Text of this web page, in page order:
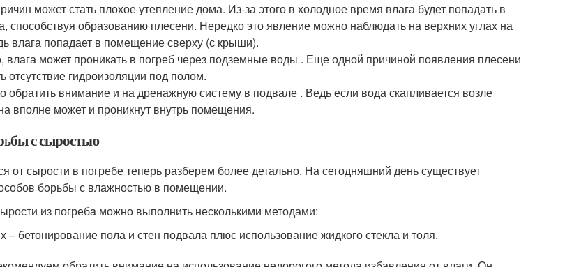
может стать плохое утепление дома. Из-за этого в холодное время влага будет попадать в
способствуя образованию плесени. Нередко это явление можно наблюдать на верхних углах на
влага попадает в помещение сверху (с крыши).
влага может проникать в погреб через подземные воды . Еще одной причиной появления плесени
отсутствие гидроизоляции под полом.
обратить внимание и на дренажную систему в подвале . Ведь если вода скапливается возле
вполне может и проникнут внутрь помещения.
с сыростью
от сырости в погребе теперь разберем более детально. На сегодняшний день существует
борьбы с влажностью в помещении.
из погребa можно выполнить несколькими методами:
– бетонирование пола и стен подвала плюс использование жидкого стекла и толя.